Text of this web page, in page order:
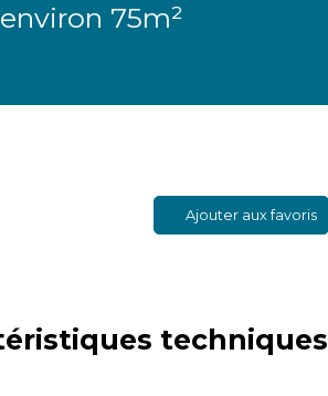
75m²
Ajouter aux favoris
techniques